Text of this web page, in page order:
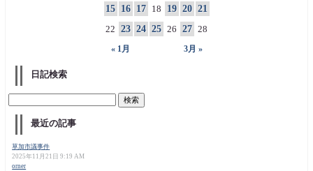
« 1月 3月 »
15 16 17 18 19 20 21
22 23 24 25 26 27 28
日記検索
最近の記事
草加市議事件
2025年11月21日 9:19 AM
orner